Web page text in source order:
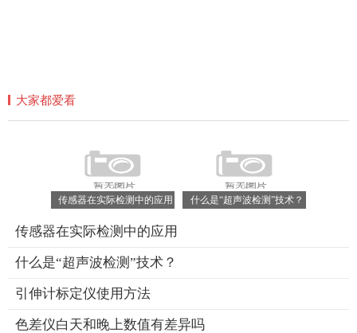
大家都爱看
传感器在实际检测中的应用 什么是“超声波检测”技术？
传感器在实际检测中的应用
什么是“超声波检测”技术？
引伸计标定仪使用方法
色差仪白天和晚上数值有差异吗